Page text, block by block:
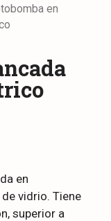
en
en
vidrio. Tiene
superior a